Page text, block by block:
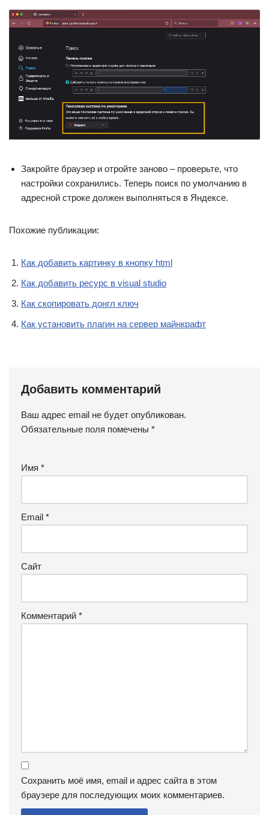
Закройте браузер и отройте заново – проверьте, что
настройки сохранились. Теперь поиск по умолчанию в
адресной строке должен выполняться в Яндексе.
Похожие публикации:
Как добавить картинку в кнопку html
Как добавить ресурс в visual studio
Как скопировать донгл ключ
Как установить плагин на сервер майнкрафт
Добавить комментарий
Ваш адрес email не будет опубликован.
Обязательные поля помечены *
Имя *
Email *
Сайт
Комментарий *
Сохранить моё имя, email и адрес сайта в этом
браузере для последующих моих комментариев.